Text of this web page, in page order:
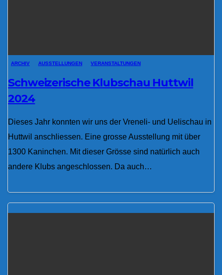
ARCHIV AUSSTELLUNGEN VERANSTALTUNGEN
Schweizerische Klubschau Huttwil
2024
Dieses Jahr konnten wir uns der Vreneli- und Uelischau in
Huttwil anschliessen. Eine grosse Ausstellung mit über
1300 Kaninchen. Mit dieser Grösse sind natürlich auch
andere Klubs angeschlossen. Da auch…